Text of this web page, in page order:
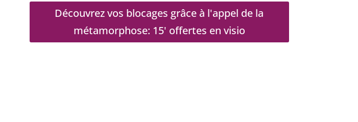
Découvrez vos blocages grâce à l'appel de la
métamorphose: 15' offertes en visio